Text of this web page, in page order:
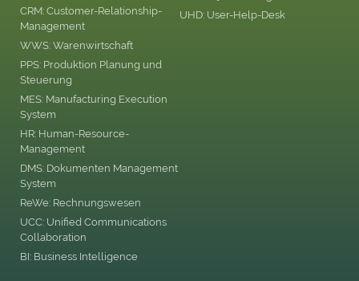
CRM: Customer-Relationship-
Management
WWS: Warenwirtschaft
PPS: Produktion Planung und
Steuerung
MES: Manufacturing Execution
System
HR: Human-Resource-
Management
DMS: Dokumenten Management
System
ReWe: Rechnungswesen
UCC: Unified Communications
Collaboration
BI: Business Intelligence
UHD: User-Help-Desk